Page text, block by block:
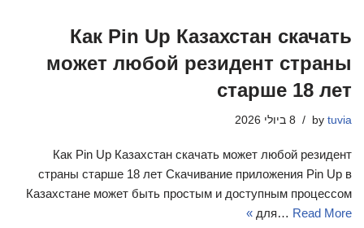
Как Pin Up Казахстан скачать
может любой резидент страны
старше 18 лет
by tuvia 8 ביולי 2026
Как Pin Up Казахстан скачать может любой резидент
страны старше 18 лет Скачивание приложения Pin Up в
Казахстане может быть простым и доступным процессом
для… Read More »